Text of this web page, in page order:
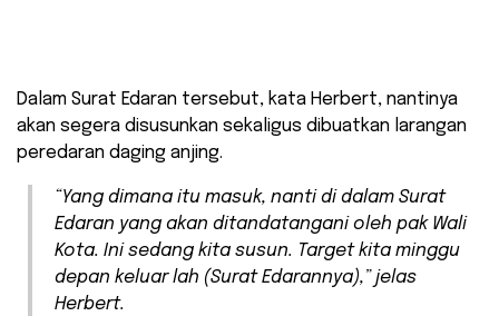
Dalam Surat Edaran tersebut, kata Herbert, nantinya
akan segera disusunkan sekaligus dibuatkan larangan
peredaran daging anjing.
“Yang dimana itu masuk, nanti di dalam Surat
Edaran yang akan ditandatangani oleh pak Wali
Kota. Ini sedang kita susun. Target kita minggu
depan keluar lah (Surat Edarannya),” jelas
Herbert.